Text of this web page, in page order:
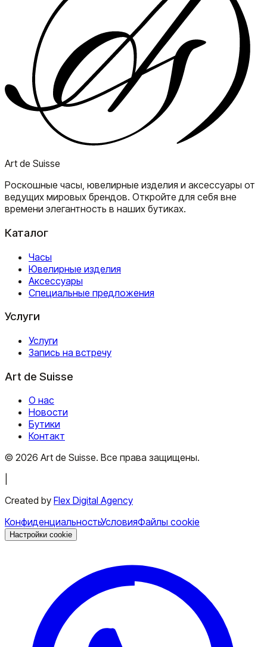
Art de Suisse
Роскошные часы, ювелирные изделия и аксессуары от
ведущих мировых брендов. Откройте для себя вне
времени элегантность в наших бутиках.
Каталог
Часы
Ювелирные изделия
Аксессуары
Специальные предложения
Услуги
Услуги
Запись на встречу
Art de Suisse
О нас
Новости
Бутики
Контакт
© 2026 Art de Suisse. Все права защищены.
Created by Flex Digital Agency
КонфиденциальностьУсловияФайлы cookie
Настройки cookie